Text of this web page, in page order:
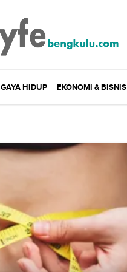
GAYA HIDUP EKONOMI & BISNIS